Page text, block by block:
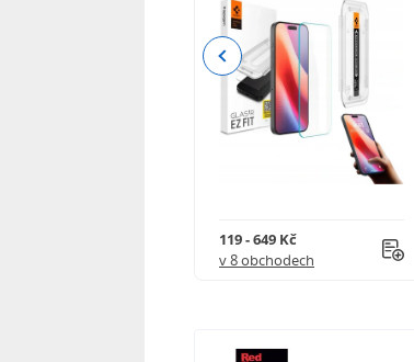
119 - 649 Kč
v 8 obchodech
Previous